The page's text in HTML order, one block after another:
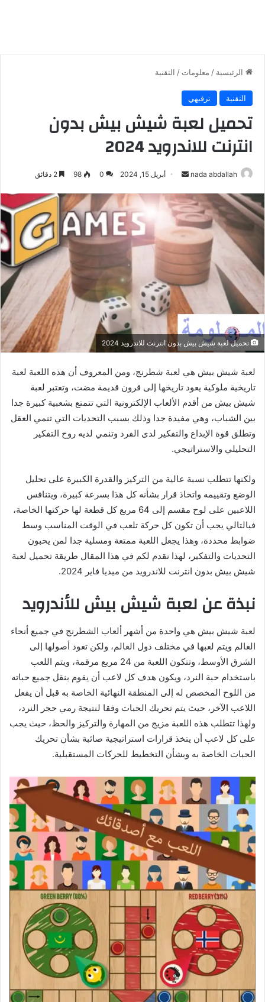
الرئيسية / معلومات / التقنية
التقنية ترفيهي
تحميل لعبة شيش بيش بدون
انترنت للاندرويد 2024
nada abdallah
أرسل
إلكترونيا
أبريل 15, 2024 0
98
تحميل لعبة شيش بيش بدون انترنت للاندرويد 2024
لعبة شيش بيش هي لعبة شطرنج، ومن المعروف أن هذه اللعبة لعبة
تاريخية ملوكية يعود تاريخها إلى قرون قديمة مضت، وتعتبر لعبة
شيش بيش من أقدم الألعاب الإلكترونية التي تتمتع بشعبية كبيرة جدا
بين الشباب، وهي مفيدة جدا وذلك بسبب التحديات التي تنمي العقل
وتطلق قوة الإبداع والتفكير لدى الفرد وتنمي لديه روح التفكير
التحليلي والاستراتيجي.
ولكنها تتطلب نسبة عالية من التركيز والقدرة الكبيرة على تحليل
الوضع وتقييمه واتخاذ قرار بشأنه كل هذا بسرعة كبيرة، ويتنافس
اللاعبين على لوح مقسم إلى 64 مربع كل قطعة لها حركتها الخاصة،
فبالتالي يجب أن تكون كل حركة تلعب في الوقت المناسب وسط
ضوابط محددة، وهذا يجعل اللعبة ممتعة ومسلية جدا لمن يحبون
التحديات والتفكير، لهذا نقدم لكم في هذا المقال طريقة تحميل لعبة
شيش بيش بدون انترنت للاندرويد من ميديا فاير 2024.
نبذة عن لعبة شيش بيش للأندرويد
لعبة شيش بيش هي واحدة من أشهر ألعاب الشطرنج في جميع أنحاء
العالم ويتم لعبها في مختلف دول العالم، ولكن تعود أصولها إلى
الشرق الأوسط، وتتكون اللعبة من 24 مربع مرقمة، ويتم اللعب
باستخدام حبة النرد، ويكون هدف كل لاعب أن يقوم بنقل جميع حباته
من اللوح المخصص له إلى المنطقة النهائية الخاصة به قبل أن يفعل
اللاعب الآخر، حيث يتم تحريك الحبات وفقا لنتيجة رمي حجر النرد،
ولهذا تتطلب هذه اللعبة مزيج من المهارة والتركيز والحظ، حيث يجب
على كل لاعب أن يتخذ قرارات استراتيجية صائبة بشأن تحريك
الحبات الخاصة به وبشأن التخطيط للحركات المستقبلية.